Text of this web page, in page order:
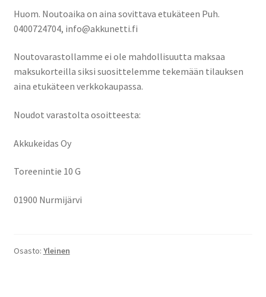
Huom. Noutoaika on aina sovittava etukäteen Puh.
0400724704, info@akkunetti.fi
Noutovarastollamme ei ole mahdollisuutta maksaa
maksukorteilla siksi suosittelemme tekemään tilauksen
aina etukäteen verkkokaupassa.
Noudot varastolta osoitteesta:
Akkukeidas Oy
Toreenintie 10 G
01900 Nurmijärvi
Osasto: Yleinen